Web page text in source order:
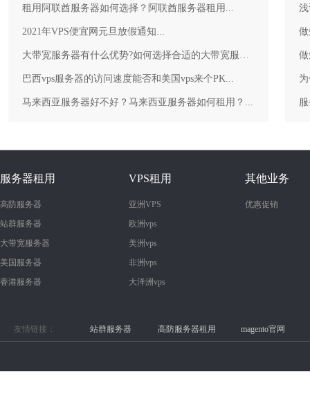
租用阿联酋服务器如何选择？阿联酋服务器租用...
2021年VPS便宜网元旦放假通知...
大带宽服务器有什么优势?如何选择合适的大带宽服务器？...
巴西vps服务器的访问速度能否和美国vps来个PK...
马来西亚服务器好不好？马来西亚服务器如何租用？...
服务器租用
高防服务器
站群服务器
大带宽服务器
美国服务器
香港服务器
VPS租用
亚洲VPS
欧洲vps
美洲vps
非洲vps
大洋洲vps
其他业务
优惠促销
友情链接： 站群服务器 高防服务器租用 magento官网